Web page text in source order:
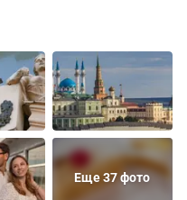
Еще 37 фото